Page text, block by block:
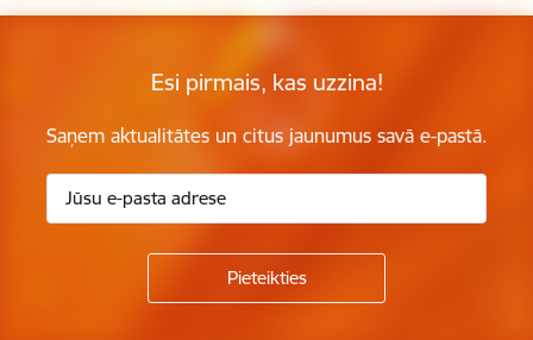
Esi pirmais, kas uzzina!
Saņem aktualitātes un citus jaunumus savā e-pastā.